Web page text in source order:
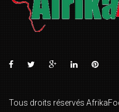
Tous droits réservés